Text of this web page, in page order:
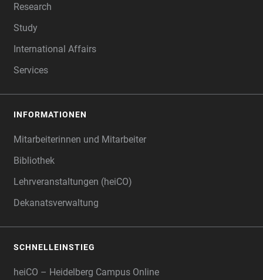
Research
Study
International Affairs
Services
INFORMATIONEN
Mitarbeiterinnen und Mitarbeiter
Bibliothek
Lehrveranstaltungen (heiCO)
Dekanatsverwaltung
SCHNELLEINSTIEG
heiCO – Heidelberg Campus Online